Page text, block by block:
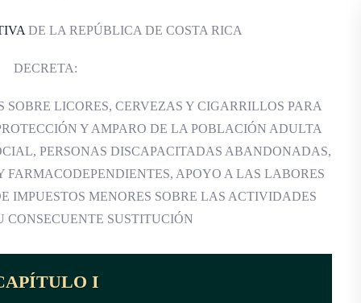
DE LA REPÚBLICA DE COSTA RICA
DECRETA:
LICORES, CERVEZAS Y CIGARRILLOS PARA
Y AMPARO DE LA POBLACIÓN ADULTA
PERSONAS DISCAPACITADAS ABANDONADAS,
APOYO A LAS LABORES
IMPUESTOS MENORES SOBRE LAS ACTIVIDADES
CONSECUENTE SUSTITUCIÓN
I